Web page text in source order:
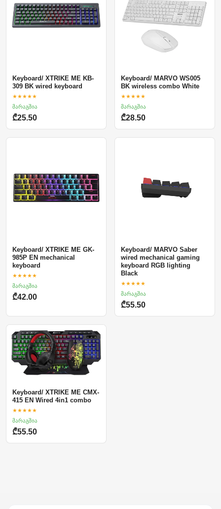
Keyboard/ XTRIKE ME KB-
309 BK wired keyboard
★★★★★
მარაგშია
₾25.50
Keyboard/ MARVO WS005
BK wireless combo White
★★★★★
მარაგშია
₾28.50
Keyboard/ XTRIKE ME GK-
985P EN mechanical
keyboard
★★★★★
მარაგშია
₾42.00
Keyboard/ MARVO Saber
wired mechanical gaming
keyboard RGB lighting
Black
★★★★★
მარაგშია
₾55.50
Keyboard/ XTRIKE ME CMX-
415 EN Wired 4in1 combo
★★★★★
მარაგშია
₾55.50